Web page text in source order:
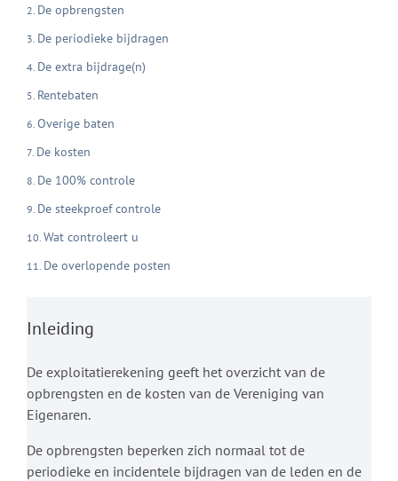
De opbrengsten
De periodieke bijdragen
De extra bijdrage(n)
Rentebaten
Overige baten
De kosten
De 100% controle
De steekproef controle
Wat controleert u
De overlopende posten
Inleiding
De exploitatierekening geeft het overzicht van de
opbrengsten en de kosten van de Vereniging van
Eigenaren.
De opbrengsten beperken zich normaal tot de
periodieke en incidentele bijdragen van de leden en de